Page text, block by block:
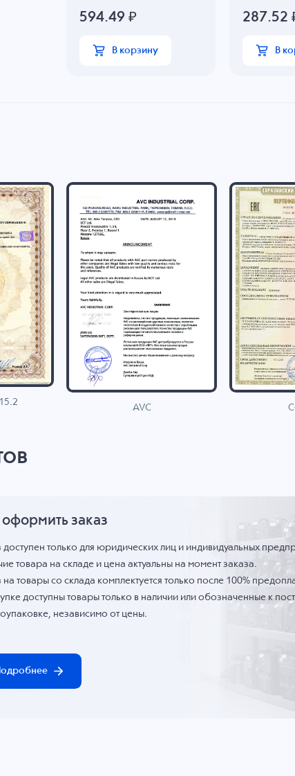
594.49 ₽
В корзину
287.52
В
AVC
оформить заказ
доступен только для юридических лиц и индивидуальных
товара на складе и цена актуальны на момент заказа.
на товары со склада комплектуется только после 100%
доступны товары только в наличии или обозначенные к
независимо от цены.